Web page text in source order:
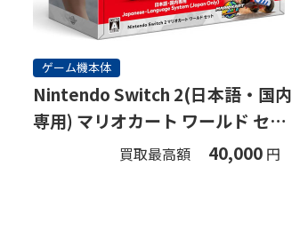
ゲーム機本体
Nintendo Switch 2(日本語・国内
専用) マリオカート ワールド セッ
買取最高額 40,000 円